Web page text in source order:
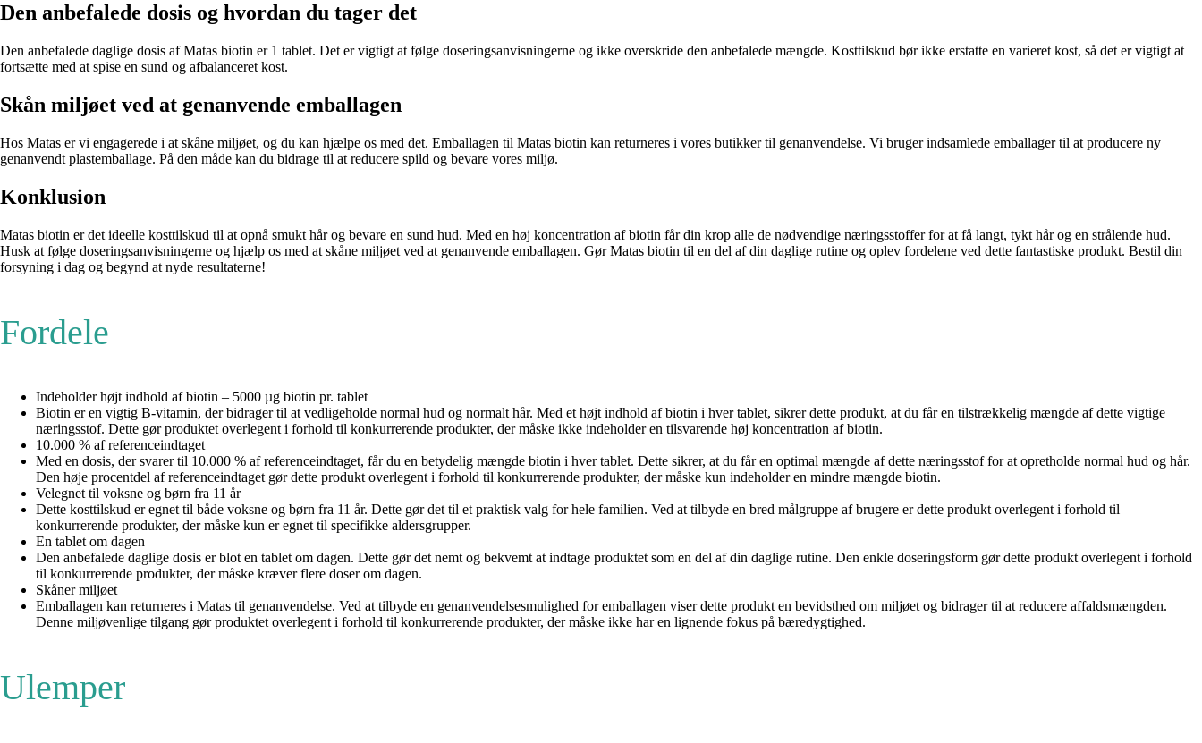
Den anbefalede dosis og hvordan du tager det
Den anbefalede daglige dosis af Matas biotin er 1 tablet. Det er vigtigt at følge doseringsanvisningerne og ikke overskride den anbefalede mængde. Kosttilskud bør ikke erstatte en varieret kost, så det er vigtigt at
fortsætte med at spise en sund og afbalanceret kost.
Skån miljøet ved at genanvende emballagen
Hos Matas er vi engagerede i at skåne miljøet, og du kan hjælpe os med det. Emballagen til Matas biotin kan returneres i vores butikker til genanvendelse. Vi bruger indsamlede emballager til at producere ny
genanvendt plastemballage. På den måde kan du bidrage til at reducere spild og bevare vores miljø.
Konklusion
Matas biotin er det ideelle kosttilskud til at opnå smukt hår og bevare en sund hud. Med en høj koncentration af biotin får din krop alle de nødvendige næringsstoffer for at få langt, tykt hår og en strålende hud.
Husk at følge doseringsanvisningerne og hjælp os med at skåne miljøet ved at genanvende emballagen. Gør Matas biotin til en del af din daglige rutine og oplev fordelene ved dette fantastiske produkt. Bestil din
forsyning i dag og begynd at nyde resultaterne!
Fordele
Indeholder højt indhold af biotin – 5000 µg biotin pr. tablet
Biotin er en vigtig B-vitamin, der bidrager til at vedligeholde normal hud og normalt hår. Med et højt indhold af biotin i hver tablet, sikrer dette produkt, at du får en tilstrækkelig mængde af dette vigtige
næringsstof. Dette gør produktet overlegent i forhold til konkurrerende produkter, der måske ikke indeholder en tilsvarende høj koncentration af biotin.
10.000 % af referenceindtaget
Med en dosis, der svarer til 10.000 % af referenceindtaget, får du en betydelig mængde biotin i hver tablet. Dette sikrer, at du får en optimal mængde af dette næringsstof for at opretholde normal hud og hår.
Den høje procentdel af referenceindtaget gør dette produkt overlegent i forhold til konkurrerende produkter, der måske kun indeholder en mindre mængde biotin.
Velegnet til voksne og børn fra 11 år
Dette kosttilskud er egnet til både voksne og børn fra 11 år. Dette gør det til et praktisk valg for hele familien. Ved at tilbyde en bred målgruppe af brugere er dette produkt overlegent i forhold til
konkurrerende produkter, der måske kun er egnet til specifikke aldersgrupper.
En tablet om dagen
Den anbefalede daglige dosis er blot en tablet om dagen. Dette gør det nemt og bekvemt at indtage produktet som en del af din daglige rutine. Den enkle doseringsform gør dette produkt overlegent i forhold
til konkurrerende produkter, der måske kræver flere doser om dagen.
Skåner miljøet
Emballagen kan returneres i Matas til genanvendelse. Ved at tilbyde en genanvendelsesmulighed for emballagen viser dette produkt en bevidsthed om miljøet og bidrager til at reducere affaldsmængden.
Denne miljøvenlige tilgang gør produktet overlegent i forhold til konkurrerende produkter, der måske ikke har en lignende fokus på bæredygtighed.
Ulemper